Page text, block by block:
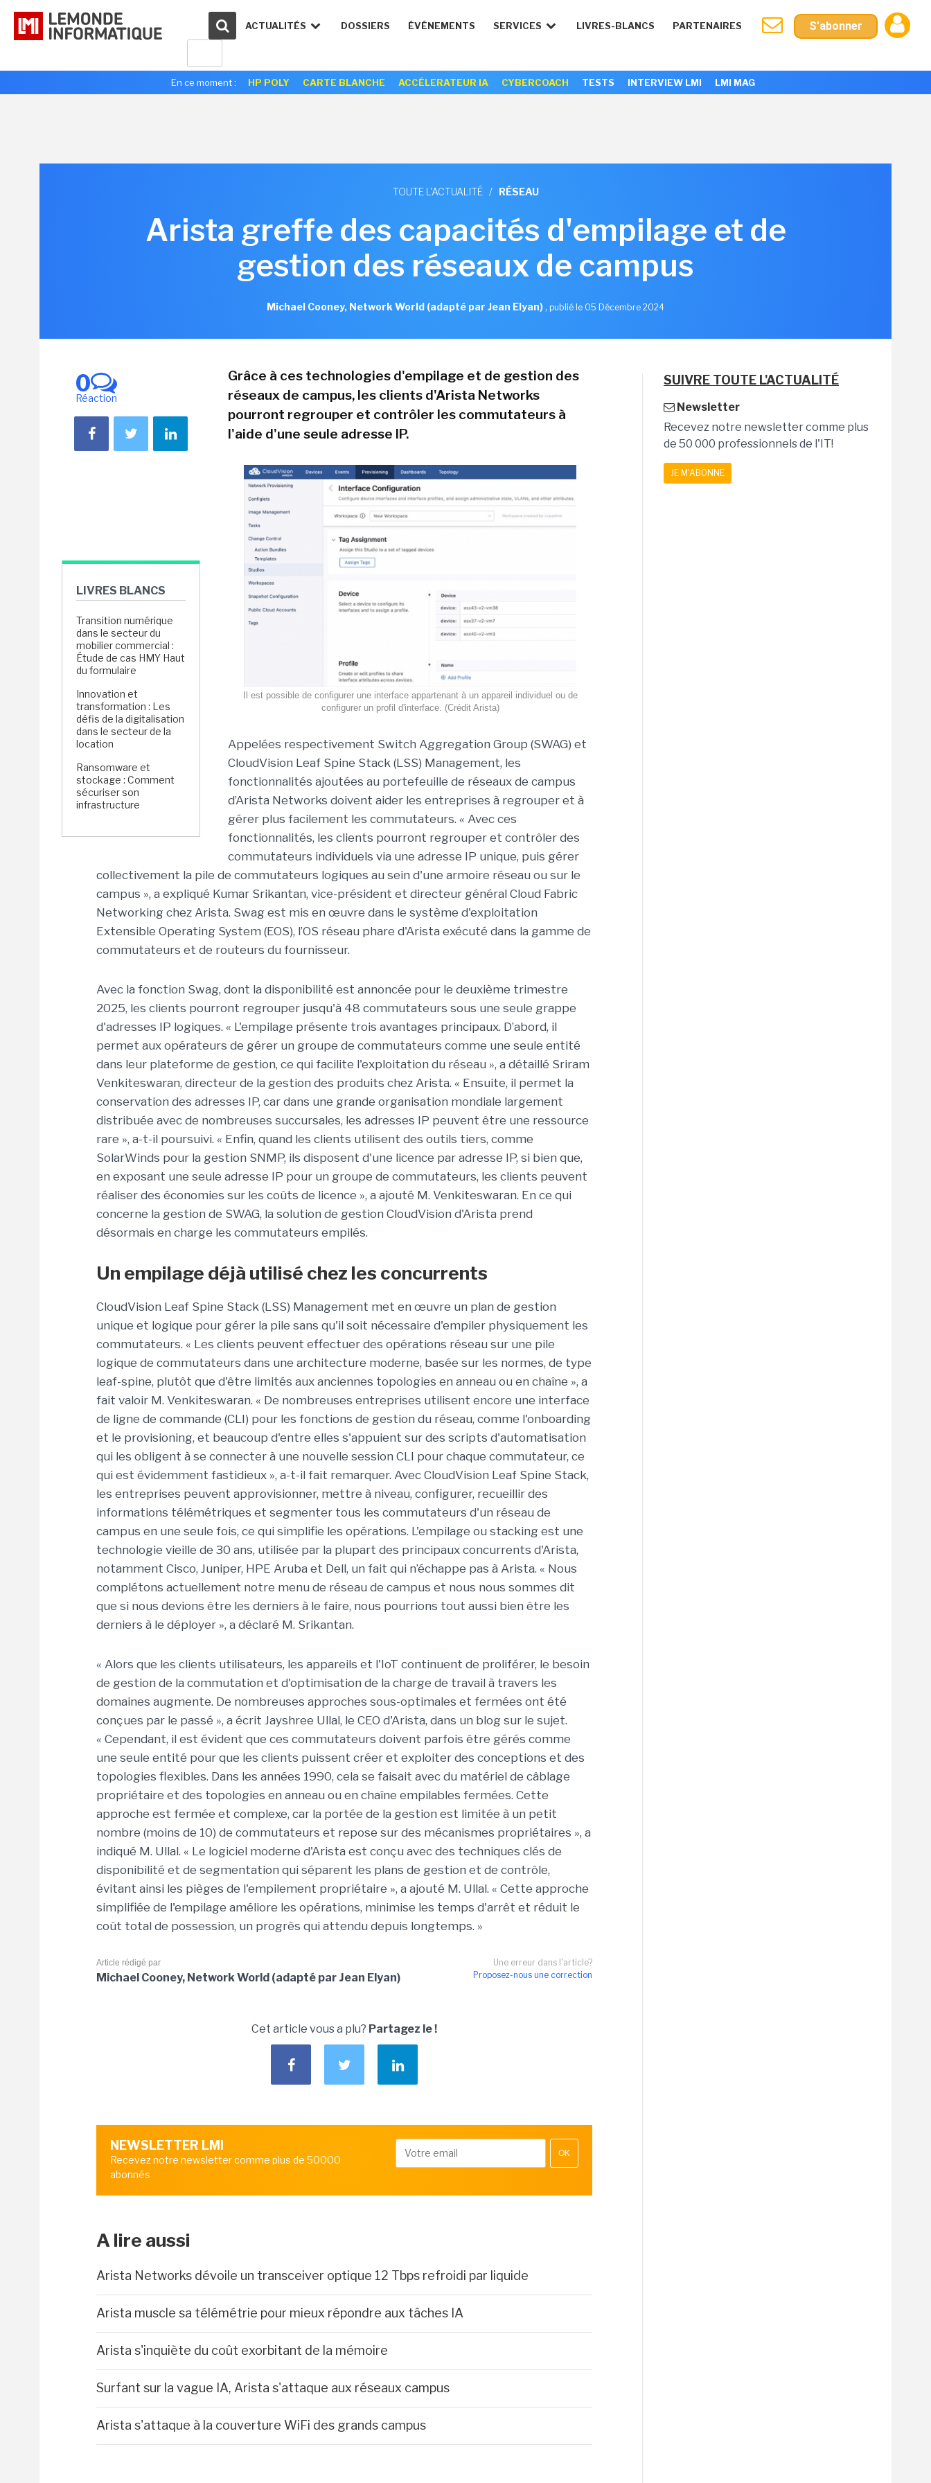
ACTUALITÉS DOSSIERS ÉVÉNEMENTS SERVICES LIVRES-BLANCS PARTENAIRES S'abonner
En ce moment : HP POLY CARTE BLANCHE ACCÉLERATEUR IA CYBERCOACH TESTS INTERVIEW LMI LMI MAG
TOUTE L'ACTUALITÉ / RÉSEAU
Arista greffe des capacités d'empilage et de
gestion des réseaux de campus
Michael Cooney, Network World (adapté par Jean Elyan), publié le 05 Décembre 2024
0
Réaction
LIVRES BLANCS
Transition numérique
dans le secteur du
mobilier commercial :
Étude de cas HMY Haut
du formulaire
Innovation et
transformation : Les
défis de la digitalisation
dans le secteur de la
location
Ransomware et
stockage : Comment
sécuriser son
infrastructure
Grâce à ces technologies d'empilage et de gestion des
réseaux de campus, les clients d'Arista Networks
pourront regrouper et contrôler les commutateurs à
l'aide d'une seule adresse IP.
Il est possible de configurer une interface appartenant à un appareil individuel ou de
configurer un profil d'interface. (Crédit Arista)
Appelées respectivement Switch Aggregation Group (SWAG) et
CloudVision Leaf Spine Stack (LSS) Management, les
fonctionnalités ajoutées au portefeuille de réseaux de campus
d’Arista Networks doivent aider les entreprises à regrouper et à
gérer plus facilement les commutateurs. « Avec ces
fonctionnalités, les clients pourront regrouper et contrôler des
commutateurs individuels via une adresse IP unique, puis gérer
collectivement la pile de commutateurs logiques au sein d'une armoire réseau ou sur le
campus », a expliqué Kumar Srikantan, vice-président et directeur général Cloud Fabric
Networking chez Arista. Swag est mis en œuvre dans le système d'exploitation
Extensible Operating System (EOS), l’OS réseau phare d'Arista exécuté dans la gamme de
commutateurs et de routeurs du fournisseur.
Avec la fonction Swag, dont la disponibilité est annoncée pour le deuxième trimestre
2025, les clients pourront regrouper jusqu'à 48 commutateurs sous une seule grappe
d'adresses IP logiques. « L'empilage présente trois avantages principaux. D’abord, il
permet aux opérateurs de gérer un groupe de commutateurs comme une seule entité
dans leur plateforme de gestion, ce qui facilite l'exploitation du réseau », a détaillé Sriram
Venkiteswaran, directeur de la gestion des produits chez Arista. « Ensuite, il permet la
conservation des adresses IP, car dans une grande organisation mondiale largement
distribuée avec de nombreuses succursales, les adresses IP peuvent être une ressource
rare », a-t-il poursuivi. « Enfin, quand les clients utilisent des outils tiers, comme
SolarWinds pour la gestion SNMP, ils disposent d'une licence par adresse IP, si bien que,
en exposant une seule adresse IP pour un groupe de commutateurs, les clients peuvent
réaliser des économies sur les coûts de licence », a ajouté M. Venkiteswaran. En ce qui
concerne la gestion de SWAG, la solution de gestion CloudVision d'Arista prend
désormais en charge les commutateurs empilés.
Un empilage déjà utilisé chez les concurrents
CloudVision Leaf Spine Stack (LSS) Management met en œuvre un plan de gestion
unique et logique pour gérer la pile sans qu'il soit nécessaire d'empiler physiquement les
commutateurs. « Les clients peuvent effectuer des opérations réseau sur une pile
logique de commutateurs dans une architecture moderne, basée sur les normes, de type
leaf-spine, plutôt que d'être limités aux anciennes topologies en anneau ou en chaîne », a
fait valoir M. Venkiteswaran. « De nombreuses entreprises utilisent encore une interface
de ligne de commande (CLI) pour les fonctions de gestion du réseau, comme l'onboarding
et le provisioning, et beaucoup d'entre elles s'appuient sur des scripts d'automatisation
qui les obligent à se connecter à une nouvelle session CLI pour chaque commutateur, ce
qui est évidemment fastidieux », a-t-il fait remarquer. Avec CloudVision Leaf Spine Stack,
les entreprises peuvent approvisionner, mettre à niveau, configurer, recueillir des
informations télémétriques et segmenter tous les commutateurs d'un réseau de
campus en une seule fois, ce qui simplifie les opérations. L'empilage ou stacking est une
technologie vieille de 30 ans, utilisée par la plupart des principaux concurrents d'Arista,
notamment Cisco, Juniper, HPE Aruba et Dell, un fait qui n’échappe pas à Arista. « Nous
complétons actuellement notre menu de réseau de campus et nous nous sommes dit
que si nous devions être les derniers à le faire, nous pourrions tout aussi bien être les
derniers à le déployer », a déclaré M. Srikantan.
« Alors que les clients utilisateurs, les appareils et l'IoT continuent de proliférer, le besoin
de gestion de la commutation et d'optimisation de la charge de travail à travers les
domaines augmente. De nombreuses approches sous-optimales et fermées ont été
conçues par le passé », a écrit Jayshree Ullal, le CEO d'Arista, dans un blog sur le sujet.
« Cependant, il est évident que ces commutateurs doivent parfois être gérés comme
une seule entité pour que les clients puissent créer et exploiter des conceptions et des
topologies flexibles. Dans les années 1990, cela se faisait avec du matériel de câblage
propriétaire et des topologies en anneau ou en chaîne empilables fermées. Cette
approche est fermée et complexe, car la portée de la gestion est limitée à un petit
nombre (moins de 10) de commutateurs et repose sur des mécanismes propriétaires », a
indiqué M. Ullal. « Le logiciel moderne d'Arista est conçu avec des techniques clés de
disponibilité et de segmentation qui séparent les plans de gestion et de contrôle,
évitant ainsi les pièges de l'empilement propriétaire », a ajouté M. Ullal. « Cette approche
simplifiée de l'empilage améliore les opérations, minimise les temps d'arrêt et réduit le
coût total de possession, un progrès qui attendu depuis longtemps. »
Une erreur dans l'article?
Proposez-nous une correction
Article rédigé par
Michael Cooney, Network World (adapté par Jean Elyan)
Cet article vous a plu? Partagez le !
NEWSLETTER LMI
Recevez notre newsletter comme plus de 50000
abonnés
OK
A lire aussi
Arista Networks dévoile un transceiver optique 12 Tbps refroidi par liquide
Arista muscle sa télémétrie pour mieux répondre aux tâches IA
Arista s'inquiète du coût exorbitant de la mémoire
Surfant sur la vague IA, Arista s'attaque aux réseaux campus
Arista s'attaque à la couverture WiFi des grands campus
SUIVRE TOUTE L'ACTUALITÉ
Newsletter
Recevez notre newsletter comme plus
de 50 000 professionnels de l'IT!
JE M'ABONNE